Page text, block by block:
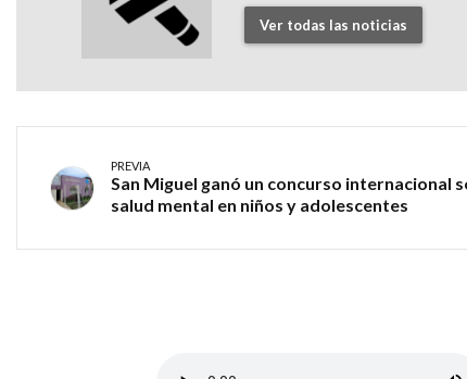
Ver todas las noticias
PREVIA
San Miguel ganó un concurso internacional
salud mental en niños y adolescentes